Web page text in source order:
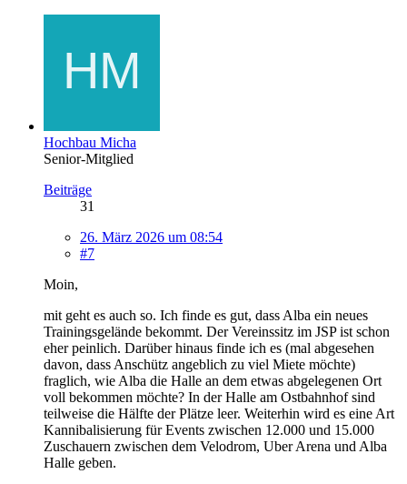
Hochbau Micha
Senior-Mitglied
Beiträge
31
26. März 2026 um 08:54
#7
Moin,
mit geht es auch so. Ich finde es gut, dass Alba ein neues
Trainingsgelände bekommt. Der Vereinssitz im JSP ist schon
eher peinlich. Darüber hinaus finde ich es (mal abgesehen
davon, dass Anschütz angeblich zu viel Miete möchte)
fraglich, wie Alba die Halle an dem etwas abgelegenen Ort
voll bekommen möchte? In der Halle am Ostbahnhof sind
teilweise die Hälfte der Plätze leer. Weiterhin wird es eine Art
Kannibalisierung für Events zwischen 12.000 und 15.000
Zuschauern zwischen dem Velodrom, Uber Arena und Alba
Halle geben.